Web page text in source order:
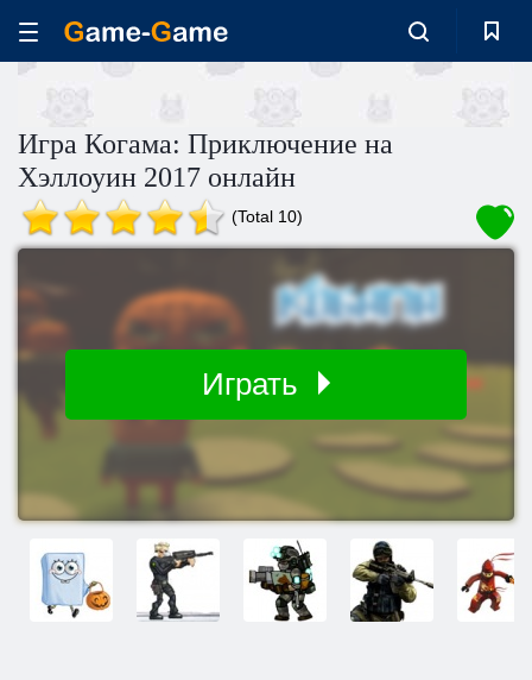
Игра Когама: Приключение на
Хэллоуин 2017 онлайн
(Total 10)
Играть